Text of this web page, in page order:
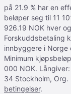
på 21.9 % har en
beløper seg til 11
926.19 NOK hver
Forskuddsbetaling
innbyggere i Norge
Minimum
000 NOK.
34 Stockholm,
betingelser.